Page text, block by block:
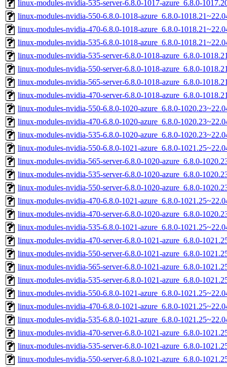
linux-modules-nvidia-535-server-6.8.0-1017-azure_6.8.0-
linux-modules-nvidia-550-6.8.0-1018-azure_6.8.0-
linux-modules-nvidia-470-6.8.0-1018-azure_6.8.0-
linux-modules-nvidia-535-6.8.0-1018-azure_6.8.0-
linux-modules-nvidia-535-server-6.8.0-1018-azure_6.8.0-
linux-modules-nvidia-550-server-6.8.0-1018-azure_6.8.0-
linux-modules-nvidia-565-server-6.8.0-1018-azure_6.8.0-
linux-modules-nvidia-470-server-6.8.0-1018-azure_6.8.0-
linux-modules-nvidia-550-6.8.0-1020-azure_6.8.0-
linux-modules-nvidia-470-6.8.0-1020-azure_6.8.0-
linux-modules-nvidia-535-6.8.0-1020-azure_6.8.0-
linux-modules-nvidia-550-6.8.0-1021-azure_6.8.0-
linux-modules-nvidia-565-server-6.8.0-1020-azure_6.8.0-
linux-modules-nvidia-535-server-6.8.0-1020-azure_6.8.0-
linux-modules-nvidia-550-server-6.8.0-1020-azure_6.8.0-
linux-modules-nvidia-470-6.8.0-1021-azure_6.8.0-
linux-modules-nvidia-470-server-6.8.0-1020-azure_6.8.0-
linux-modules-nvidia-535-6.8.0-1021-azure_6.8.0-
linux-modules-nvidia-470-server-6.8.0-1021-azure_6.8.0-
linux-modules-nvidia-550-server-6.8.0-1021-azure_6.8.0-
linux-modules-nvidia-565-server-6.8.0-1021-azure_6.8.0-
linux-modules-nvidia-535-server-6.8.0-1021-azure_6.8.0-
linux-modules-nvidia-550-6.8.0-1021-azure_6.8.0-
linux-modules-nvidia-470-6.8.0-1021-azure_6.8.0-
linux-modules-nvidia-535-6.8.0-1021-azure_6.8.0-
linux-modules-nvidia-470-server-6.8.0-1021-azure_6.8.0-
linux-modules-nvidia-535-server-6.8.0-1021-azure_6.8.0-
linux-modules-nvidia-550-server-6.8.0-1021-azure_6.8.0-